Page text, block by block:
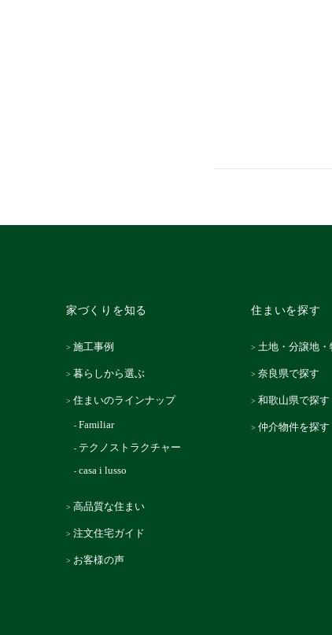
家づくりを知る
施工事例
暮らしから選ぶ
住まいのラインナップ
Familiar
テクノストラクチャー
casa i lusso
高品質な住まい
注文住宅ガイド
お客様の声
住まいを探す
土地・分譲地
奈良県で探す
和歌山県で探す
仲介物件を探す